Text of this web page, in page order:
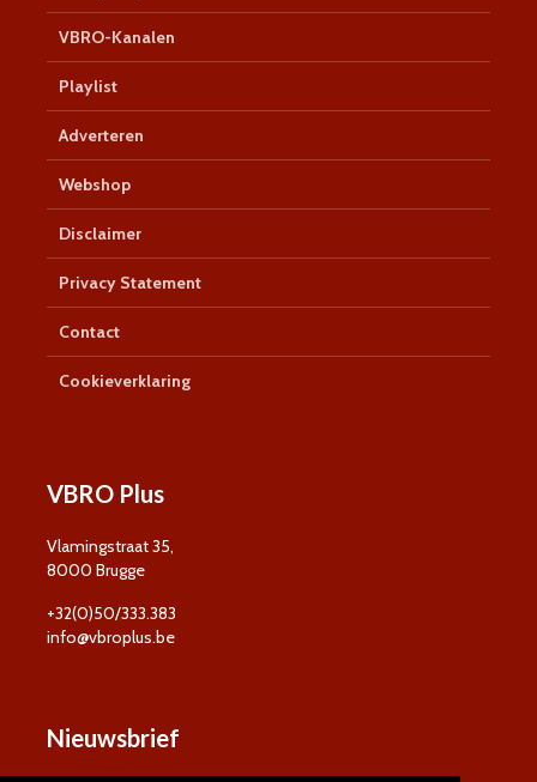
VBRO-Kanalen
Playlist
Adverteren
Webshop
Disclaimer
Privacy Statement
Contact
Cookieverklaring
VBRO Plus
Vlamingstraat 35,
8000 Brugge
+32(0)50/333.383
info@vbroplus.be
Nieuwsbrief